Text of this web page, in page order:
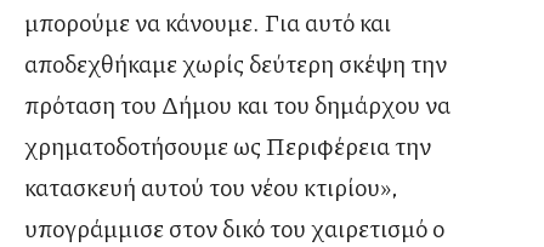
μπορούμε να κάνουμε. Για αυτό και
αποδεχθήκαμε χωρίς δεύτερη σκέψη την
πρόταση του Δήμου και του δημάρχου να
χρηματοδοτήσουμε ως Περιφέρεια την
κατασκευή αυτού του νέου κτιρίου»,
υπογράμμισε στον δικό του χαιρετισμό ο